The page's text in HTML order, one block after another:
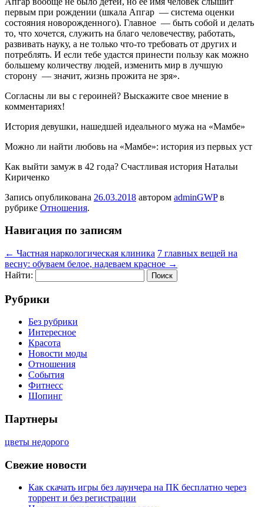
первым при рождении (шкала Апгар — система оценки
состояния новорожденного). Главное — быть собой и делать
то, что хочется, служить на благо человечеству, работать,
развивать науку, а не только что-то требовать от других и
потреблять. И если тебе удастся принести пользу как можно
большему количеству людей, изменить мир в лучшую
сторону — значит, жизнь прожита не зря».
Согласны ли вы с героиней? Выскажите свое мнение в
комментариях!
История девушки, нашедшей идеального мужа на «Мамбе»
Можно ли найти любовь на «Мамбе»: история из первых уст
Как выйти замуж в 42 года? Счастливая история Натальи
Кириченко
Запись опубликована 26.03.2018 автором adminGWPв
рубрике Отношения.
Навигация по записям
← Частная наркологическая клиника 7 главных вещей на
весну: обуваем белое, надеваем красное →
Найти:
Рубрики
Без рубрики
Интересное
Красота
Новости моды
Отношения
События
Фитнесс
Шопинг
Партнеры
цветы недорого
Свежие новости
Как скачать игры без лаунчера на ПК бесплатно через
торрент и без регистрации